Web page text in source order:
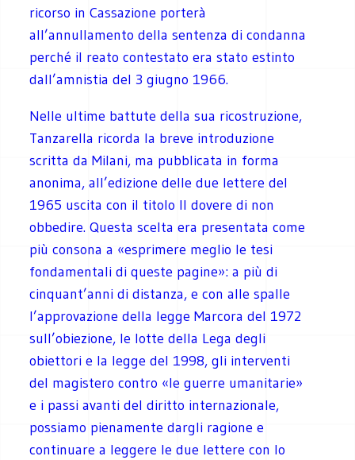
ricorso in Cassazione porterà
all’annullamento della sentenza di condanna
perché il reato contestato era stato estinto
dall’amnistia del 3 giugno 1966.
Nelle ultime battute della sua ricostruzione,
Tanzarella ricorda la breve introduzione
scritta da Milani, ma pubblicata in forma
anonima, all’edizione delle due lettere del
1965 uscita con il titolo Il dovere di non
obbedire. Questa scelta era presentata come
più consona a «esprimere meglio le tesi
fondamentali di queste pagine»: a più di
cinquant’anni di distanza, e con alle spalle
l’approvazione della legge Marcora del 1972
sull’obiezione, le lotte della Lega degli
obiettori e la legge del 1998, gli interventi
del magistero contro «le guerre umanitarie»
e i passi avanti del diritto internazionale,
possiamo pienamente dargli ragione e
continuare a leggere le due lettere con lo